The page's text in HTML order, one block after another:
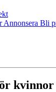
Annonsera Bli